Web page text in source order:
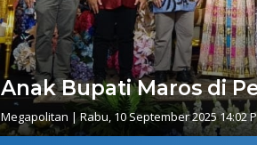
Anak Bupati Maros di
Megapolitan |Rabu, 10 September 2025 14:02